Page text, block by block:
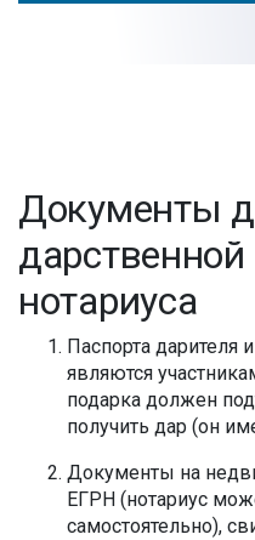
Документы
дарственной
нотариуса
Паспорта дарителя
являются
подарка должен
получить дар (он
Документы на
ЕГРН (нотариус
самостоятельно),